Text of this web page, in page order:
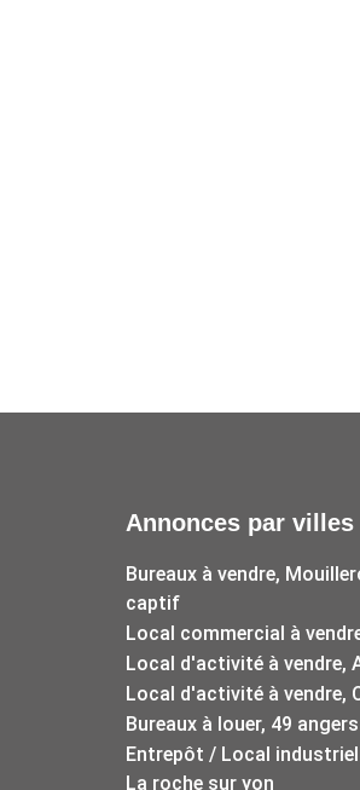
Annonces par villes
Bureaux à vendre,
captif
Local commercial à
Local d'activité à vendre,
Local d'activité à vendre,
Bureaux à louer, 49 angers
Entrepôt / Local industriel
La roche sur yon